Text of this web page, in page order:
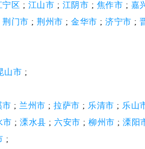
宁区 ; 江山市 ; 江阴市 ; 焦作市 ; 嘉
荆门市 ; 荆州市 ; 金华市 ; 济宁市 ;
山市 ;
市 ; 兰州市 ; 拉萨市 ; 乐清市 ; 乐山
市 ; 溧水县 ; 六安市 ; 柳州市 ; 溧阳
;